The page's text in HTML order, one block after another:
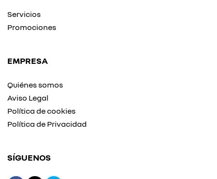
Servicios
Promociones
EMPRESA
Quiénes somos
Aviso Legal
Política de cookies
Política de Privacidad
SÍGUENOS